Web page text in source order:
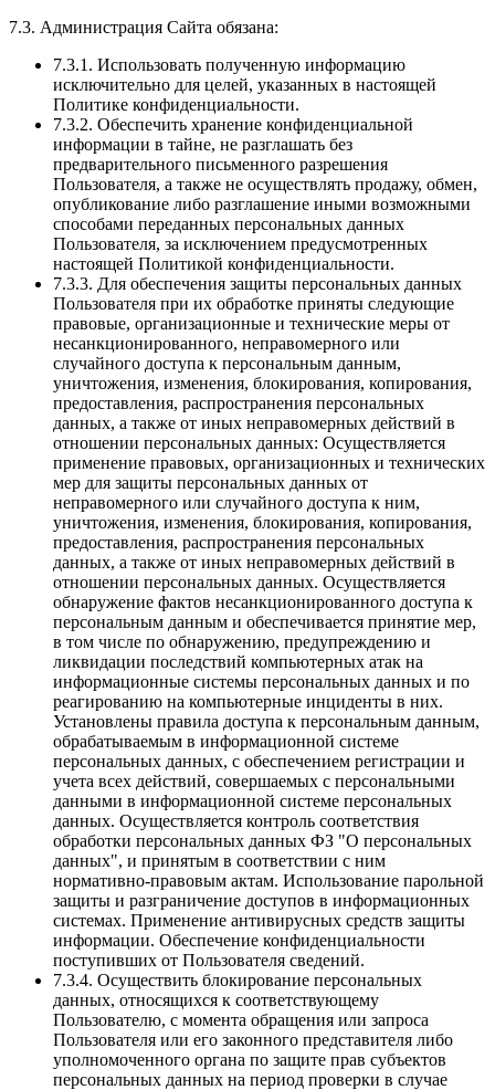
7.3. Администрация Сайта обязана:
7.3.1. Использовать полученную информацию
исключительно для целей, указанных в настоящей
Политике конфиденциальности.
7.3.2. Обеспечить хранение конфиденциальной
информации в тайне, не разглашать без
предварительного письменного разрешения
Пользователя, а также не осуществлять продажу, обмен,
опубликование либо разглашение иными возможными
способами переданных персональных данных
Пользователя, за исключением предусмотренных
настоящей Политикой конфиденциальности.
7.3.3. Для обеспечения защиты персональных данных
Пользователя при их обработке приняты следующие
правовые, организационные и технические меры от
несанкционированного, неправомерного или
случайного доступа к персональным данным,
уничтожения, изменения, блокирования, копирования,
предоставления, распространения персональных
данных, а также от иных неправомерных действий в
отношении персональных данных: Осуществляется
применение правовых, организационных и технических
мер для защиты персональных данных от
неправомерного или случайного доступа к ним,
уничтожения, изменения, блокирования, копирования,
предоставления, распространения персональных
данных, а также от иных неправомерных действий в
отношении персональных данных. Осуществляется
обнаружение фактов несанкционированного доступа к
персональным данным и обеспечивается принятие мер,
в том числе по обнаружению, предупреждению и
ликвидации последствий компьютерных атак на
информационные системы персональных данных и по
реагированию на компьютерные инциденты в них.
Установлены правила доступа к персональным данным,
обрабатываемым в информационной системе
персональных данных, с обеспечением регистрации и
учета всех действий, совершаемых с персональными
данными в информационной системе персональных
данных. Осуществляется контроль соответствия
обработки персональных данных ФЗ "О персональных
данных", и принятым в соответствии с ним
нормативно-правовым актам. Использование парольной
защиты и разграничение доступов в информационных
системах. Применение антивирусных средств защиты
информации. Обеспечение конфиденциальности
поступивших от Пользователя сведений.
7.3.4. Осуществить блокирование персональных
данных, относящихся к соответствующему
Пользователю, с момента обращения или запроса
Пользователя или его законного представителя либо
уполномоченного органа по защите прав субъектов
персональных данных на период проверки в случае